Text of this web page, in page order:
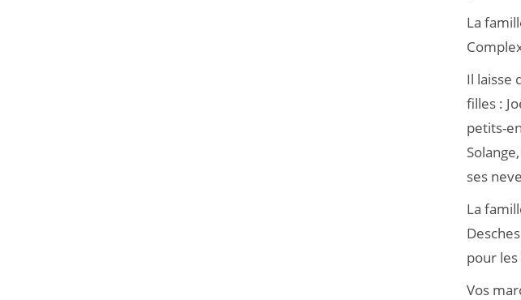
La
Il laisse
filles :
petits-
ses
La
pour
Vos